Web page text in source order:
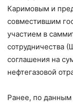
Каримовым и
совместившим
участием в
сотрудничества
соглашения на
нефтегазовой
Ранее, по данным